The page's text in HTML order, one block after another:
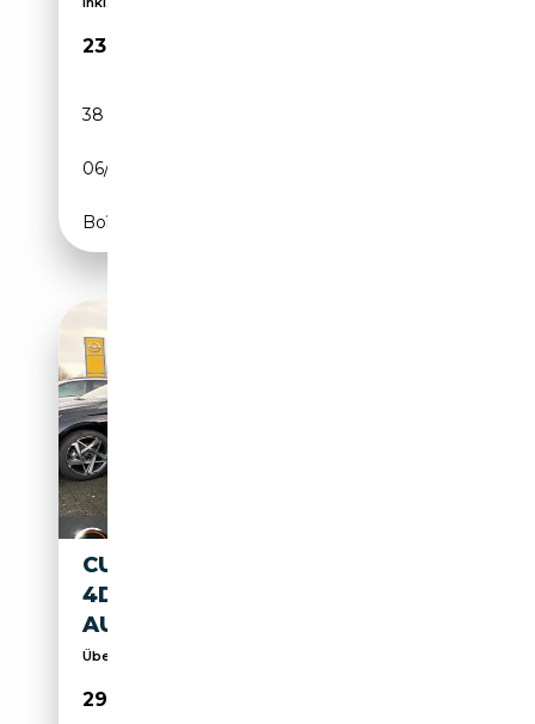
23 250€
38 610 km
06/2023
Boîte automatique
CUPRA FORMENTOR VZ
4DRIVE 228 KW (310 PS)
AUTOMATIK NAVI DIGITALES
Über 500 Neu-Jung-und Gebrauchtwagen vorrätig!
29 950€